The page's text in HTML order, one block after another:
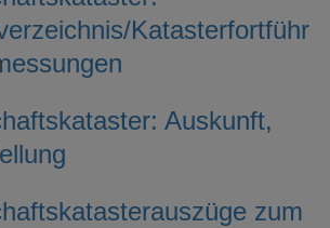
Katasterfortführ
Auskunft,
zum